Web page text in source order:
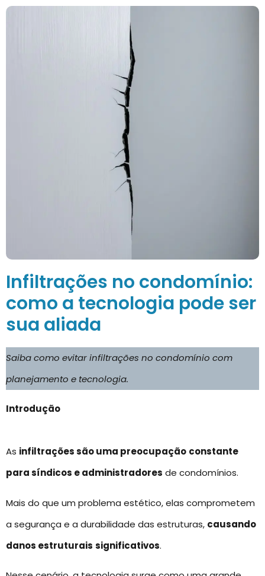
Infiltrações no condomínio:
como a tecnologia pode ser
sua aliada
Saiba como evitar infiltrações no condomínio com
planejamento e tecnologia.
Introdução
As infiltrações são uma preocupação constante
para síndicos e administradores de condomínios.
Mais do que um problema estético, elas comprometem
a segurança e a durabilidade das estruturas, causando
danos estruturais significativos.